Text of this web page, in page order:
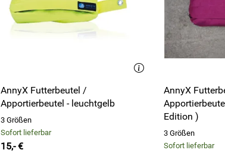
AnnyX Futterbeutel /
Apportierbeutel - leuchtgelb
3 Größen
Sofort lieferbar
15,- €
AnnyX
Edition )
3 Größen
Sofort lieferbar